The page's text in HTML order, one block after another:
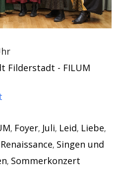
Filderstadt - FILUM
, Foyer, Juli, Leid, Liebe,
Renaissance, Singen und
, Sommerkonzert